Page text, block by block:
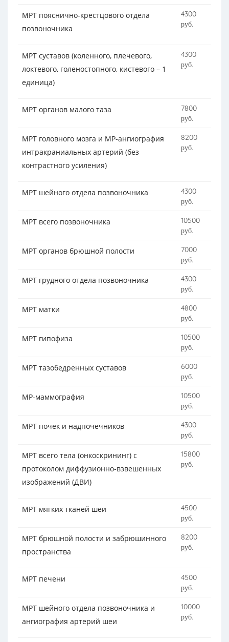
МРТ пояснично-крестцового отдела
позвоночника
4300
руб.
МРТ суставов (коленного, плечевого,
локтевого, голеностопного, кистевого – 1
единица)
4300
руб.
МРТ органов малого таза
7800
руб.
МРТ головного мозга и МР-ангиография
интракраниальных артерий (без
контрастного усиления)
8200
руб.
МРТ шейного отдела позвоночника
4300
руб.
МРТ всего позвоночника
10500
руб.
МРТ органов брюшной полости
7000
руб.
МРТ грудного отдела позвоночника
4300
руб.
МРТ матки
4800
руб.
МРТ гипофиза
10500
руб.
МРТ тазобедренных суставов
6000
руб.
МР-маммография
10500
руб.
МРТ почек и надпочечников
4300
руб.
МРТ всего тела (онкоскрининг) с
протоколом диффузионно-взвешенных
изображений (ДВИ)
15800
руб.
МРТ мягких тканей шеи
4500
руб.
МРТ брюшной полости и забрюшинного
пространства
8200
руб.
МРТ печени
4500
руб.
МРТ шейного отдела позвоночника и
ангиография артерий шеи
10000
руб.